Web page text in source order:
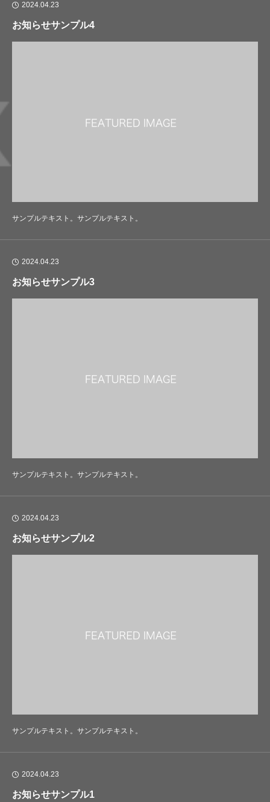
2024.04.23
お知らせサンプル4
サンプルテキスト。サンプルテキスト。
2024.04.23
お知らせサンプル3
サンプルテキスト。サンプルテキスト。
2024.04.23
お知らせサンプル2
サンプルテキスト。サンプルテキスト。
2024.04.23
お知らせサンプル1